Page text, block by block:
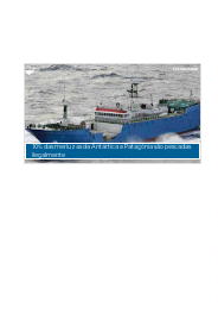
10% das merluzas da Antártica e Patagônia são pescadas
ilegalmente